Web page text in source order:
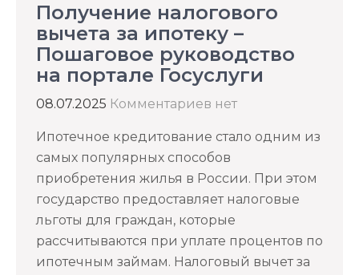
Получение налогового
вычета за ипотеку –
Пошаговое руководство
на портале Госуслуги
08.07.2025 Комментариев нет
Ипотечное кредитование стало одним из
самых популярных способов
приобретения жилья в России. При этом
государство предоставляет налоговые
льготы для граждан, которые
рассчитываются при уплате процентов по
ипотечным займам. Налоговый вычет за